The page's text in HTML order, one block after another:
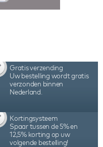
Gratis verzending
Uw bestelling wordt gratis
verzonden binnen
Nederland.
Kortingsysteem
Spaar tussen de 5% en
12,5% korting op uw
volgende bestelling!